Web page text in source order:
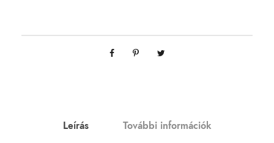
Leírás További információk